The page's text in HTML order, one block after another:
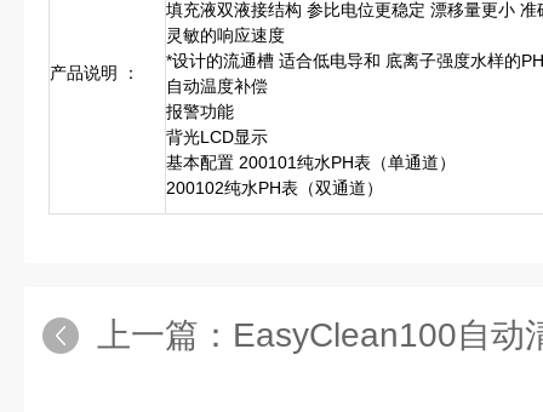
产品说明 ：
填充液双液接结构 参比电位更稳定 漂移量更小 准
灵敏的响应速度
*设计的流通槽 适合低电导和 底离子强度水样的
自动温度补偿
报警功能
背光LCD显示
基本配置 200101纯水PH表（单通道）
200102纯水PH表（双通道）
上一篇： EasyClean100自动